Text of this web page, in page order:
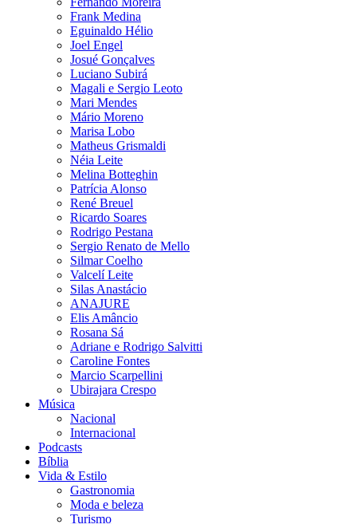
Frank Medina
Eguinaldo Hélio
Joel Engel
Josué Gonçalves
Luciano Subirá
Magali e Sergio Leoto
Mari Mendes
Mário Moreno
Marisa Lobo
Matheus Grismaldi
Néia Leite
Melina Botteghin
Patrícia Alonso
René Breuel
Ricardo Soares
Rodrigo Pestana
Sergio Renato de Mello
Silmar Coelho
Valcelí Leite
Silas Anastácio
ANAJURE
Elis Amâncio
Rosana Sá
Adriane e Rodrigo Salvitti
Caroline Fontes
Marcio Scarpellini
Ubirajara Crespo
Música
Nacional
Internacional
Podcasts
Bíblia
Vida & Estilo
Gastronomia
Moda e beleza
Turismo